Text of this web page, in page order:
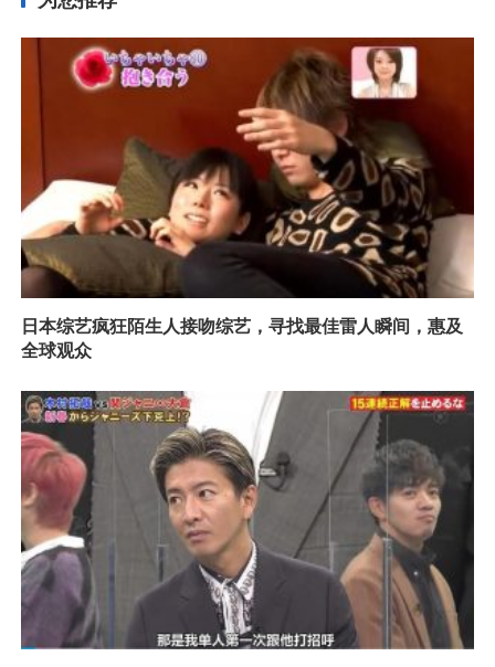
日本综艺疯狂陌生人接吻综艺，寻找最佳雷人瞬间，惠及
全球观众